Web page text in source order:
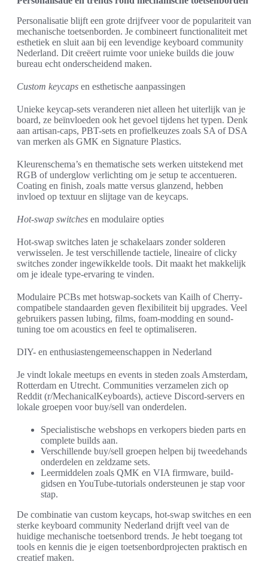
Personalisatie blijft een grote drijfveer voor de populariteit van
mechanische toetsenborden. Je combineert functionaliteit met
esthetiek en sluit aan bij een levendige keyboard community
Nederland. Dit creëert ruimte voor unieke builds die jouw
bureau echt onderscheidend maken.
Custom keycaps en esthetische aanpassingen
Unieke keycap-sets veranderen niet alleen het uiterlijk van je
board, ze beïnvloeden ook het gevoel tijdens het typen. Denk
aan artisan-caps, PBT-sets en profielkeuzes zoals SA of DSA
van merken als GMK en Signature Plastics.
Kleurenschema’s en thematische sets werken uitstekend met
RGB of underglow verlichting om je setup te accentueren.
Coating en finish, zoals matte versus glanzend, hebben
invloed op textuur en slijtage van de keycaps.
Hot-swap switches en modulaire opties
Hot-swap switches laten je schakelaars zonder solderen
verwisselen. Je test verschillende tactiele, lineaire of clicky
switches zonder ingewikkelde tools. Dit maakt het makkelijk
om je ideale type-ervaring te vinden.
Modulaire PCBs met hotswap-sockets van Kailh of Cherry-
compatibele standaarden geven flexibiliteit bij upgrades. Veel
gebruikers passen lubing, films, foam-modding en sound-
tuning toe om acoustics en feel te optimaliseren.
DIY- en enthusiastengemeenschappen in Nederland
Je vindt lokale meetups en events in steden zoals Amsterdam,
Rotterdam en Utrecht. Communities verzamelen zich op
Reddit (r/MechanicalKeyboards), actieve Discord-servers en
lokale groepen voor buy/sell van onderdelen.
Specialistische webshops en verkopers bieden parts en
complete builds aan.
Verschillende buy/sell groepen helpen bij tweedehands
onderdelen en zeldzame sets.
Leermiddelen zoals QMK en VIA firmware, build-
gidsen en YouTube-tutorials ondersteunen je stap voor
stap.
De combinatie van custom keycaps, hot-swap switches en een
sterke keyboard community Nederland drijft veel van de
huidige mechanische toetsenbord trends. Je hebt toegang tot
tools en kennis die je eigen toetsenbordprojecten praktisch en
creatief maken.